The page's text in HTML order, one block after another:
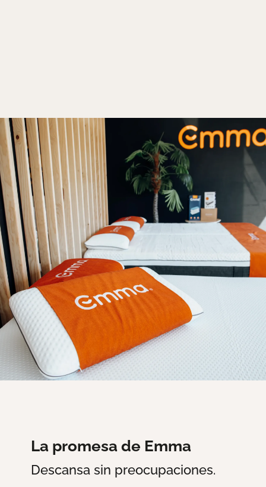
La promesa de Emma
Descansa sin preocupaciones.